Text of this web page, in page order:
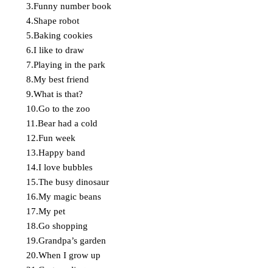
3.Funny number book
4.Shape robot
5.Baking cookies
6.I like to draw
7.Playing in the park
8.My best friend
9.What is that?
10.Go to the zoo
11.Bear had a cold
12.Fun week
13.Happy band
14.I love bubbles
15.The busy dinosaur
16.My magic beans
17.My pet
18.Go shopping
19.Grandpa’s garden
20.When I grow up